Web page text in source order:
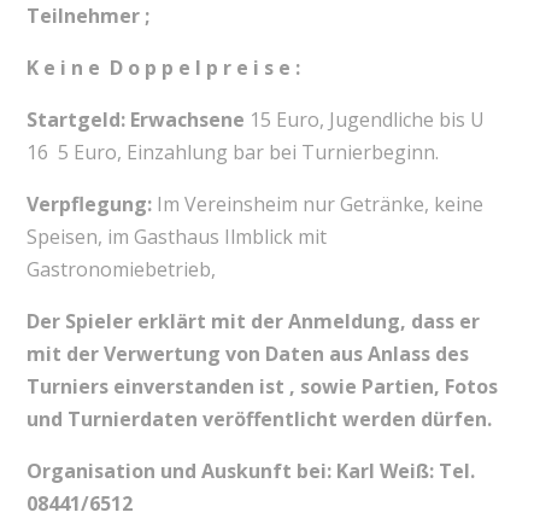
Teilnehmer ;
K e i n e D o p p e l p r e i s e :
Startgeld: Erwachsene 15 Euro, Jugendliche bis U
16 5 Euro, Einzahlung bar bei Turnierbeginn.
Verpflegung: Im Vereinsheim nur Getränke, keine
Speisen, im Gasthaus Ilmblick mit
Gastronomiebetrieb,
Der Spieler erklärt mit der Anmeldung, dass er
mit der Verwertung von Daten aus Anlass des
Turniers einverstanden ist , sowie Partien, Fotos
und Turnierdaten veröffentlicht werden dürfen.
Organisation und Auskunft bei: Karl Weiß: Tel.
08441/6512